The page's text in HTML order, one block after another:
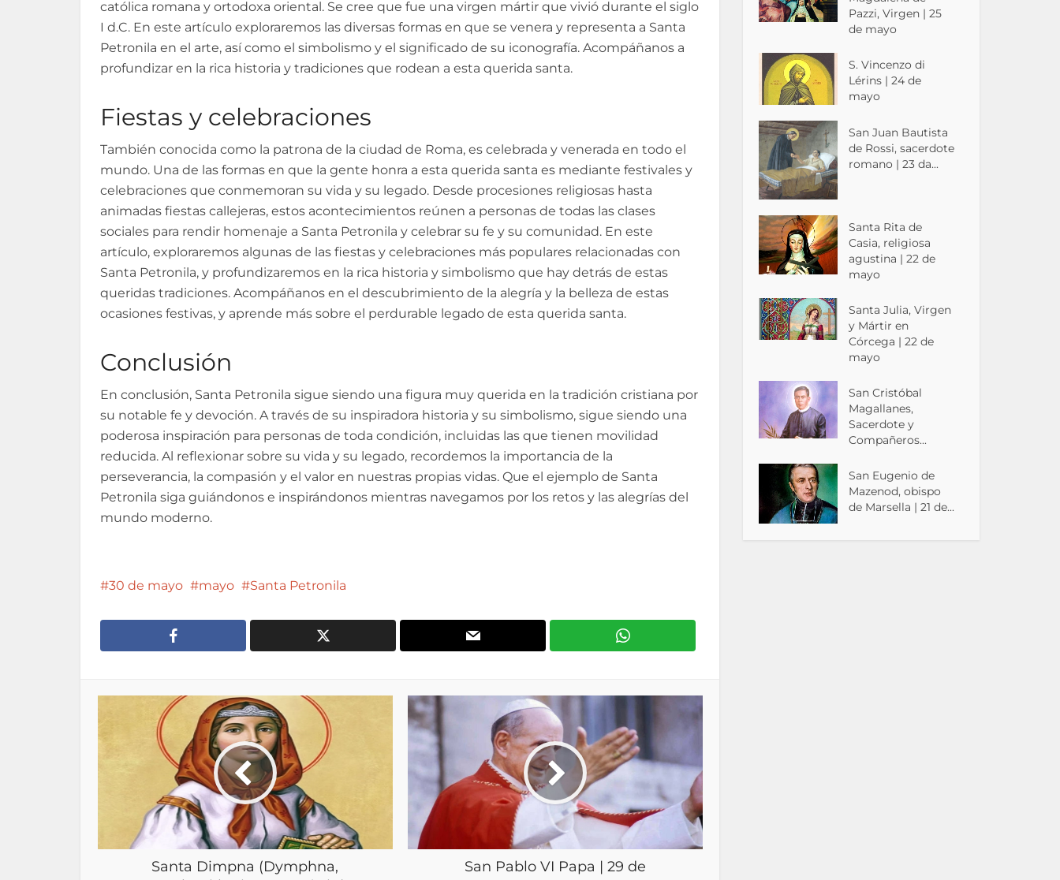
católica romana y ortodoxa oriental. Se cree que fue una virgen mártir que vivió durante el siglo
I d.C. En este artículo exploraremos las diversas formas en que se venera y representa a Santa
Petronila en el arte, así como el simbolismo y el significado de su iconografía. Acompáñanos a
profundizar en la rica historia y tradiciones que rodean a esta querida santa.
Fiestas y celebraciones
También conocida como la patrona de la ciudad de Roma, es celebrada y venerada en todo el
mundo. Una de las formas en que la gente honra a esta querida santa es mediante festivales y
celebraciones que conmemoran su vida y su legado. Desde procesiones religiosas hasta
animadas fiestas callejeras, estos acontecimientos reúnen a personas de todas las clases
sociales para rendir homenaje a Santa Petronila y celebrar su fe y su comunidad. En este
artículo, exploraremos algunas de las fiestas y celebraciones más populares relacionadas con
Santa Petronila, y profundizaremos en la rica historia y simbolismo que hay detrás de estas
queridas tradiciones. Acompáñanos en el descubrimiento de la alegría y la belleza de estas
ocasiones festivas, y aprende más sobre el perdurable legado de esta querida santa.
Conclusión
En conclusión, Santa Petronila sigue siendo una figura muy querida en la tradición cristiana por
su notable fe y devoción. A través de su inspiradora historia y su simbolismo, sigue siendo una
poderosa inspiración para personas de toda condición, incluidas las que tienen movilidad
reducida. Al reflexionar sobre su vida y su legado, recordemos la importancia de la
perseverancia, la compasión y el valor en nuestras propias vidas. Que el ejemplo de Santa
Petronila siga guiándonos e inspirándonos mientras navegamos por los retos y las alegrías del
mundo moderno.
30 de mayo mayo Santa Petronila
Santa Dimpna (Dymphna,
San Pablo VI Papa | 29 de
Pazzi, Virgen | 25
de mayo
S. Vincenzo di
Lérins | 24 de
mayo
San Juan Bautista
de Rossi, sacerdote
romano | 23 da...
Santa Rita de
Casia, religiosa
agustina | 22 de
mayo
Santa Julia, Virgen
y Mártir en
Córcega | 22 de
mayo
San Cristóbal
Magallanes,
Sacerdote y
Compañeros...
San Eugenio de
Mazenod, obispo
de Marsella | 21 de...